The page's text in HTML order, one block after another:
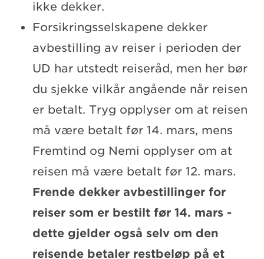
ikke dekker.
Forsikringsselskapene dekker
avbestilling av reiser i perioden der
UD har utstedt reiseråd, men her bør
du sjekke vilkår angående når reisen
er betalt. Tryg opplyser om at reisen
må være betalt før 14. mars, mens
Fremtind og Nemi opplyser om at
reisen må være betalt før 12. mars.
Frende dekker avbestillinger for
reiser som er bestilt før 14. mars -
dette gjelder også selv om den
reisende betaler restbeløp på et